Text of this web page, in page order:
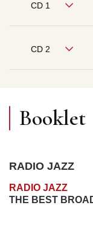
CD 1
CD 2
Booklet
RADIO JAZZ
RADIO JAZZ
THE BEST